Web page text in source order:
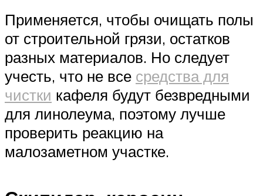
Применяется, чтобы очищать полы
от строительной грязи, остатков
разных материалов. Но следует
учесть, что не все средства для
чистки кафеля будут безвредными
для линолеума, поэтому лучше
проверить реакцию на
малозаметном участке.